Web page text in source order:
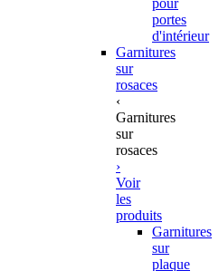
portes
d'intérieur
Garnitures
sur
rosaces
‹
Garnitures
sur
rosaces
›
Voir
les
produits
Garnitures
sur
plaque